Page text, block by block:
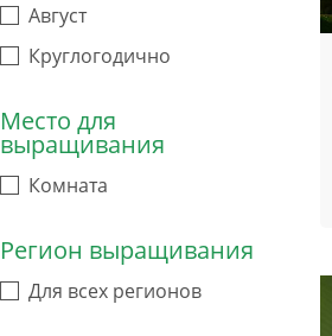
Август
Круглогодично
Место для
выращивания
Комната
Регион выращивания
Для всех регионов